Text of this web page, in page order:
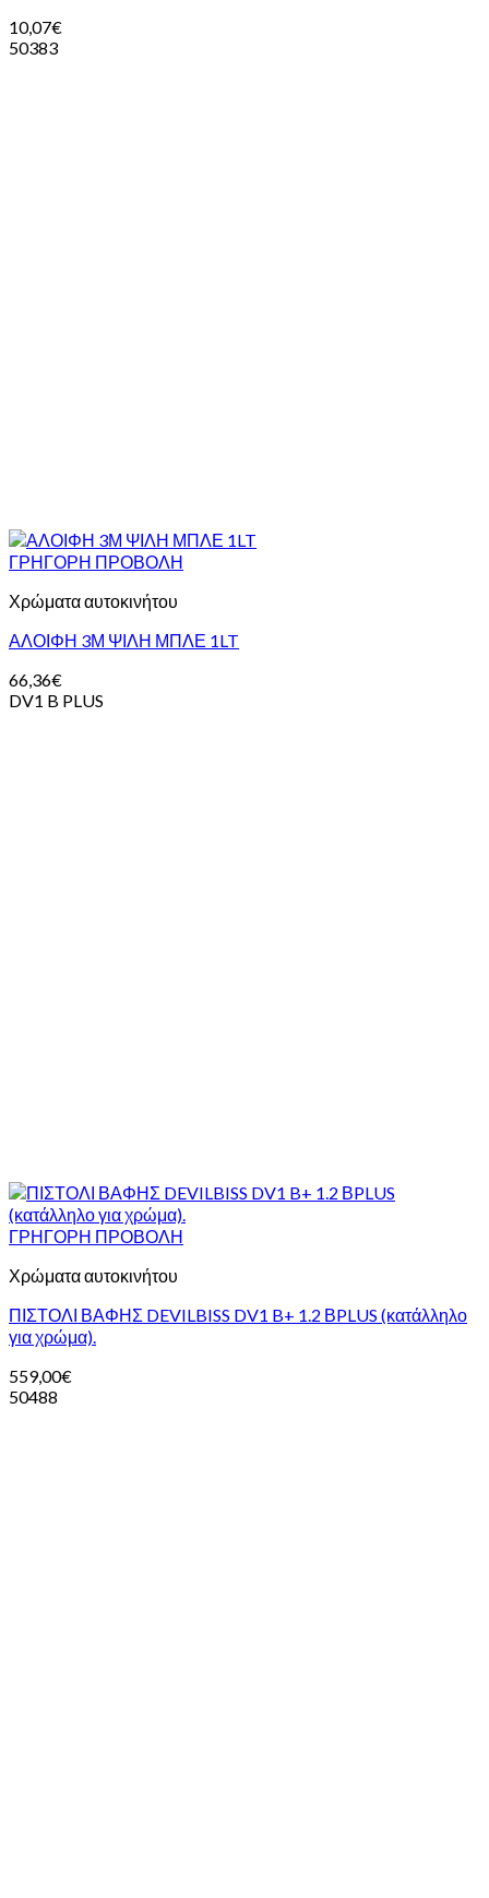
10,07€
50383
ΓΡΗΓΟΡΗ ΠΡΟΒΟΛΗ
Χρώματα αυτοκινήτου
ΑΛΟΙΦΗ 3Μ ΨΙΛΗ ΜΠΛΕ 1LT
66,36€
DV1 B PLUS
ΓΡΗΓΟΡΗ ΠΡΟΒΟΛΗ
Χρώματα αυτοκινήτου
ΠΙΣΤΟΛΙ ΒΑΦΗΣ DEVILBISS DV1 B+ 1.2 ΒPLUS (κατάλληλο
για χρώμα).
559,00€
50488